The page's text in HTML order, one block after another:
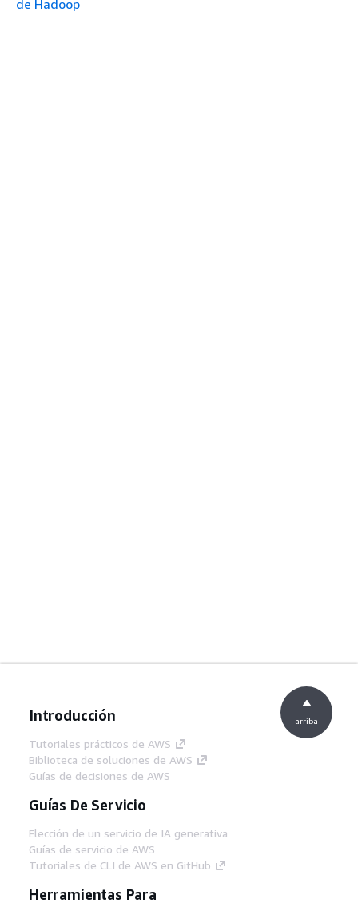
de Hadoop
Introducción
Tutoriales prácticos de AWS
Biblioteca de soluciones de AWS
Guías de decisiones de AWS
Guías De Servicio
Elección de un servicio de IA generativa
Guías de servicio de AWS
Tutoriales de CLI de AWS en GitHub
Herramientas Para
arriba